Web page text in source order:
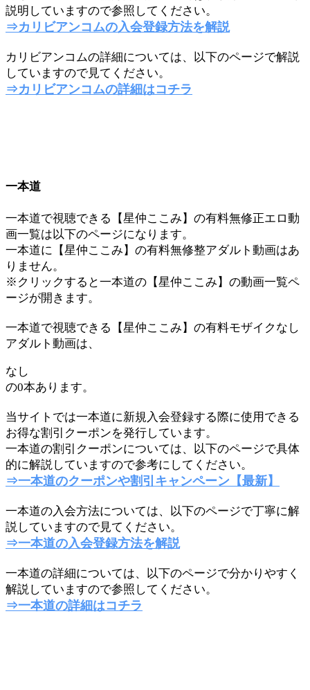
説明していますので参照してください。
⇒カリビアンコムの入会登録方法を解説
カリビアンコムの詳細については、以下のページで解説
していますので見てください。
⇒カリビアンコムの詳細はコチラ
一本道
一本道で視聴できる【星仲ここみ】の有料無修正エロ動
画一覧は以下のページになります。
一本道に【星仲ここみ】の有料無修整アダルト動画はあ
りません。
※クリックすると一本道の【星仲ここみ】の動画一覧ペ
ージが開きます。
一本道で視聴できる【星仲ここみ】の有料モザイクなし
アダルト動画は、
なし
の0本あります。
当サイトでは一本道に新規入会登録する際に使用できる
お得な割引クーポンを発行しています。
一本道の割引クーポンについては、以下のページで具体
的に解説していますので参考にしてください。
⇒一本道のクーポンや割引キャンペーン【最新】
一本道の入会方法については、以下のページで丁寧に解
説していますので見てください。
⇒一本道の入会登録方法を解説
一本道の詳細については、以下のページで分かりやすく
解説していますので参照してください。
⇒一本道の詳細はコチラ